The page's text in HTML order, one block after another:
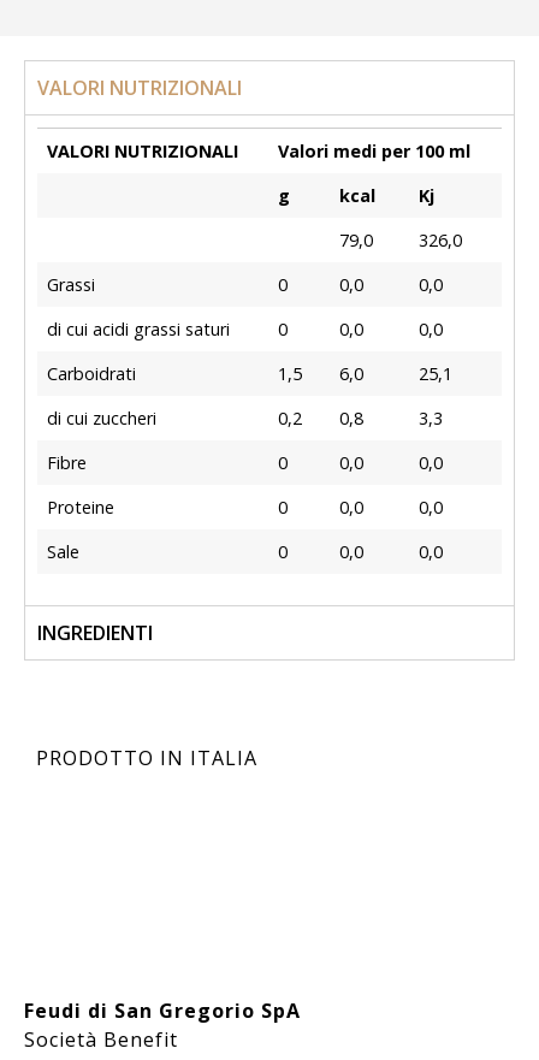
VALORI NUTRIZIONALI
VALORI NUTRIZIONALI
Valori medi per 100 ml
g
kcal
Kj
79,0
326,0
Grassi
0 0,0
0,0
di cui acidi grassi saturi
0 0,0
0,0
Carboidrati
1,5 6,0
25,1
di cui zuccheri
0,2 0,8
3,3
Fibre
0 0,0
0,0
Proteine
0 0,0
0,0
Sale
0 0,0 0,0
INGREDIENTI
PRODOTTO IN ITALIA
Feudi di San Gregorio SpA
Società Benefit